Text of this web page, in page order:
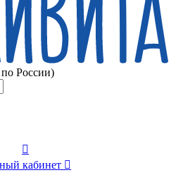
России)
кабинет